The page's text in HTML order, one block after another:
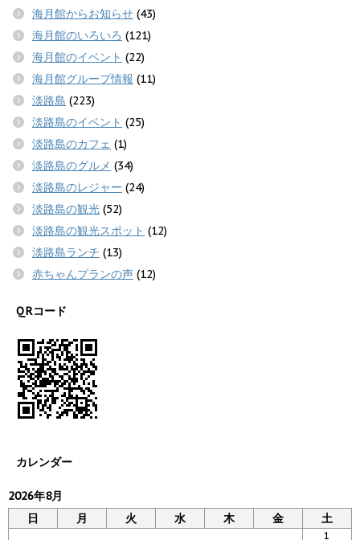
海月館からお知らせ (43)
海月館のいろいろ (121)
海月館のイベント (22)
海月館グループ情報 (11)
淡路島 (223)
淡路島のイベント (25)
淡路島のカフェ (1)
淡路島のグルメ (34)
淡路島のレジャー (24)
淡路島の観光 (52)
淡路島の観光スポット (12)
淡路島ランチ (13)
赤ちゃんプランの声 (12)
QRコード
カレンダー
2026年8月
日
月 火 水 木 金 土
1